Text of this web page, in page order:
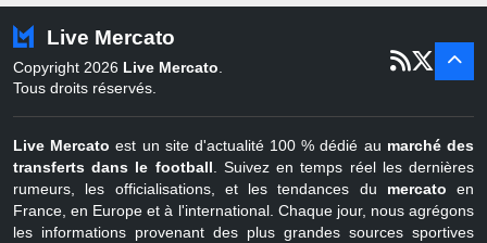
Belgique
juil - 31
Live Mercato
Copyright 2026 Live Mercato
Tous droits réservés.
Live Mercato est un site d'actualité 100 % dédié au marché des
transferts dans le football . Suivez en temps réel les dernières
rumeurs, les officialisations, et les tendances du mercato en
France, en Europe et à l'international. Chaque jour, nous agrégons
les informations provenant des plus grandes sources sportives